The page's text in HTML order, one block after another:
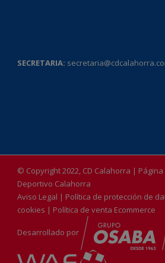
SECRETARIA:
© Copyright 2022, CD Calahorra |
Deportivo Calahorra
Aviso Legal | Política de protección de
cookies | Política de venta Ecommerce
Desarrollado por